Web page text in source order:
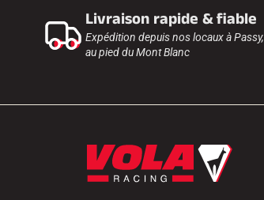
Livraison rapide & fiable
Expédition depuis nos locaux à Passy,
au pied du Mont Blanc